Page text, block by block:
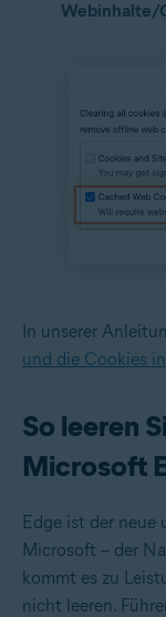
Webinhalte/
In unserer
und die Cookies
So leeren
Microsoft
Edge ist der neue
Microsoft – der
kommt es zu
nicht leeren.